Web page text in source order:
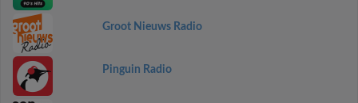
Groot Nieuws Radio
Pinguin Radio